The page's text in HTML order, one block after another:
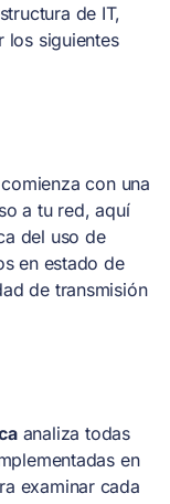
de IT,
los siguientes
con una
a tu red, aquí
del uso de
en estado de
de transmisión
analiza todas
en
examinar cada